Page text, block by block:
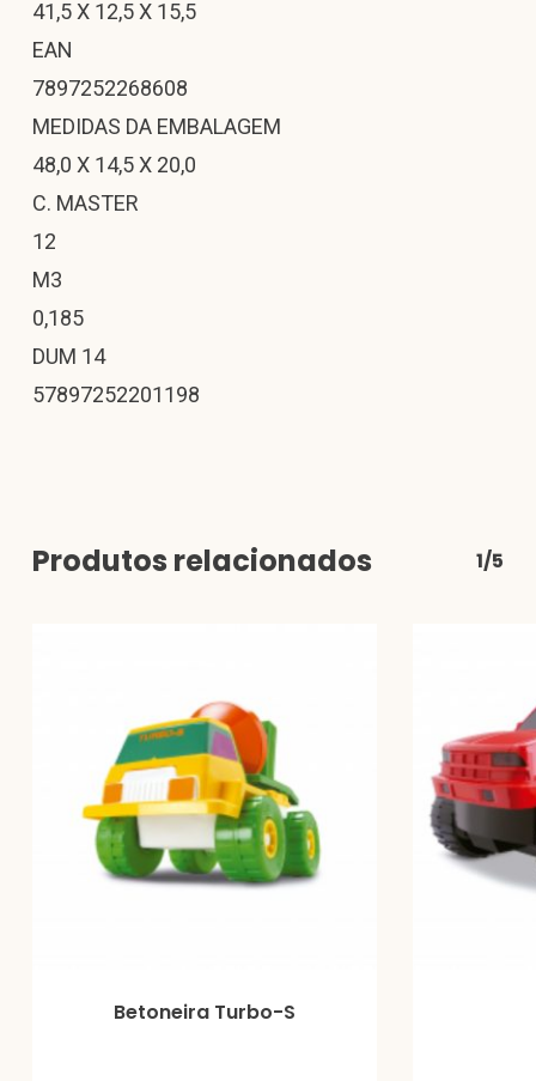
41,5 X 12,5 X 15,5
EAN
7897252268608
MEDIDAS DA EMBALAGEM
48,0 X 14,5 X 20,0
C. MASTER
12
M3
0,185
DUM 14
57897252201198
Produtos relacionados 1/5
Betoneira Turbo-S